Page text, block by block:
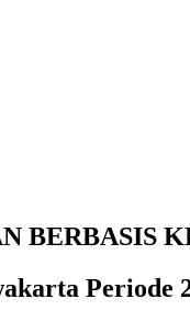
Periode